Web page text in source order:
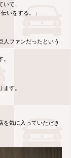
て、
いをする。」
人ファンだったという
す。
を気に入っていただき